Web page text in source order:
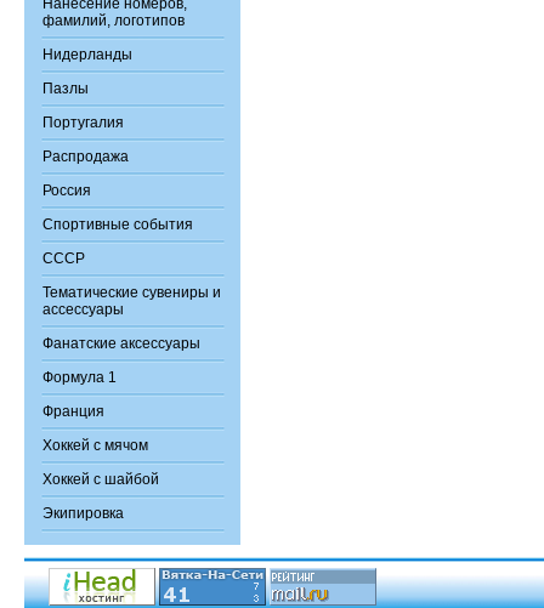
Нанесение номеров,
фамилий, логотипов
Нидерланды
Пазлы
Португалия
Распродажа
Россия
Спортивные события
СССР
Тематические сувениры и
ассессуары
Фанатские аксессуары
Формула 1
Франция
Хоккей с мячом
Хоккей с шайбой
Экипировка